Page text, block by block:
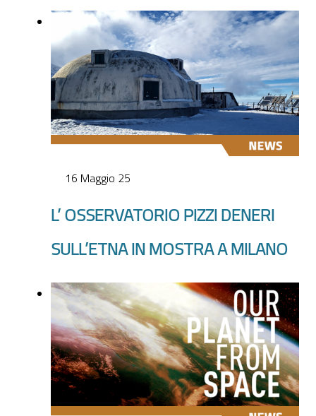
16 Maggio 25
L’ OSSERVATORIO PIZZI DENERI
SULL’ETNA IN MOSTRA A MILANO